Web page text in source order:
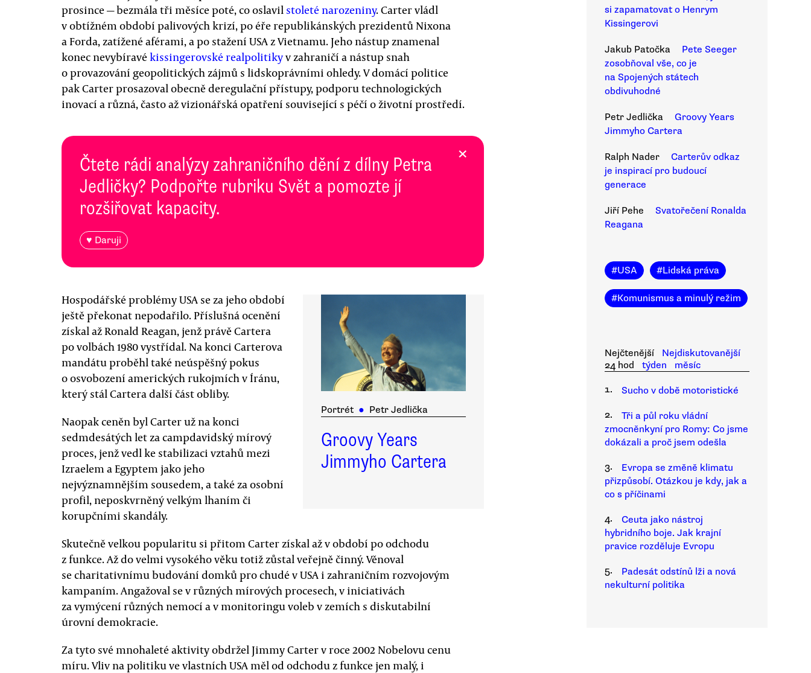
prosince — bezmála tři měsíce poté, co oslavil stoleté narozeniny. Carter vládl
v obtížném období palivových krizí, po éře republikánských prezidentů Nixona
a Forda, zatížené aférami, a po stažení USA z Vietnamu. Jeho nástup znamenal
konec nevybíravékissingerovské realpolitikyv zahraničí a nástup snah
o provazování geopolitických zájmů s lidskoprávními ohledy. V domácí politice
pak Carter prosazoval obecně deregulační přístupy, podporu technologických
inovací a různá, často až vizionářská opatření související s péčí o životní prostředí.
Čtete rádi analýzy zahraničního dění z dílny Petra
Jedličky? Podpořte rubriku Svět a pomozte jí
rozšiřovat kapacity.
♥ Daruji
×
Portrét ● Petr Jedlička
Groovy Years
Jimmyho Cartera
Hospodářské problémy USA se za jeho období
ještě překonat nepodařilo. Příslušná ocenění
získal až Ronald Reagan, jenž právě Cartera
po volbách 1980 vystřídal. Na konci Carterova
mandátu proběhl také neúspěšný pokus
o osvobození amerických rukojmích v Íránu,
který stál Cartera další část obliby.
Naopak ceněn byl Carter už na konci
sedmdesátých let za campdavidský mírový
proces, jenž vedl ke stabilizaci vztahů mezi
Izraelem a Egyptem jako jeho
nejvýznamnějším sousedem, a také za osobní
profil, neposkvrněný velkým lhaním či
korupčními skandály.
Skutečně velkou popularitu si přitom Carter získal až v období po odchodu
z funkce. Až do velmi vysokého věku totiž zůstal veřejně činný. Věnoval
se charitativnímu budování domků pro chudé v USA i zahraničním rozvojovým
kampaním. Angažoval se v různých mírových procesech, v iniciativách
za vymýcení různých nemocí a v monitoringu voleb v zemích s diskutabilní
úrovní demokracie.
Za tyto své mnohaleté aktivity obdržel Jimmy Carter v roce 2002 Nobelovu cenu
míru. Vliv na politiku ve vlastních USA měl od odchodu z funkce jen malý, i
si zapamatovat o Henrym
Kissingerovi
Jakub Patočka
Pete Seeger
zosobňoval vše, co je
na Spojených státech
obdivuhodné
Petr Jedlička
Groovy Years
Jimmyho Cartera
Ralph Nader
Carterův odkaz
je inspirací pro budoucí
generace
Jiří Pehe
Svatořečení Ronalda
Reagana
#USA #Lidská práva
#Komunismus a minulý režim
Nejčtenější
Nejdiskutovanější
24 hod
týden
měsíc
1.
Sucho v době motoristické
2.
Tři a půl roku vládní
zmocněnkyní pro Romy: Co jsme
dokázali a proč jsem odešla
3.
Evropa se změně klimatu
přizpůsobí. Otázkou je kdy, jak a
co s příčinami
4.
Ceuta jako nástroj
hybridního boje. Jak krajní
pravice rozděluje Evropu
5.
Padesát odstínů lži a nová
nekulturní politika